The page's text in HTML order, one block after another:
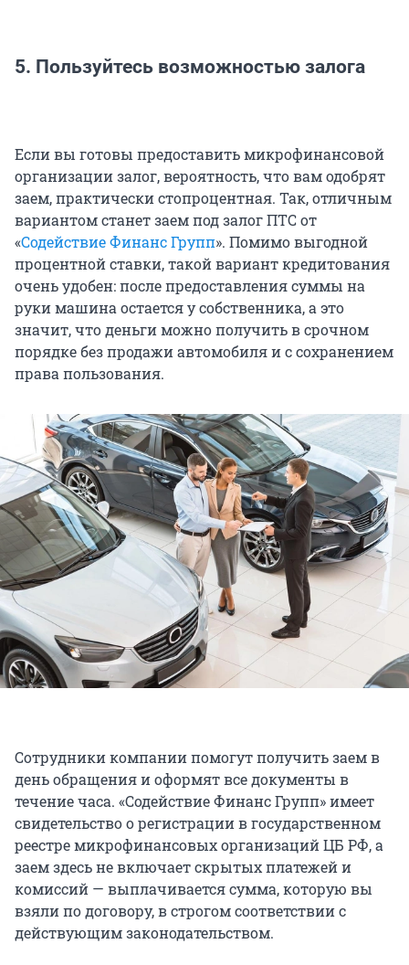
5. Пользуйтесь возможностью залога
Если вы готовы предоставить микрофинансовой
организации залог, вероятность, что вам одобрят
заем, практически стопроцентная. Так, отличным
вариантом станет заем под залог ПТС от
«Содействие Финанс Групп». Помимо выгодной
процентной ставки, такой вариант кредитования
очень удобен: после предоставления суммы на
руки машина остается у собственника, а это
значит, что деньги можно получить в срочном
порядке без продажи автомобиля и с сохранением
права пользования.
Сотрудники компании помогут получить заем в
день обращения и оформят все документы в
течение часа. «Содействие Финанс Групп» имеет
свидетельство о регистрации в государственном
реестре микрофинансовых организаций ЦБ РФ, а
заем здесь не включает скрытых платежей и
комиссий — выплачивается сумма, которую вы
взяли по договору, в строгом соответствии с
действующим законодательством.